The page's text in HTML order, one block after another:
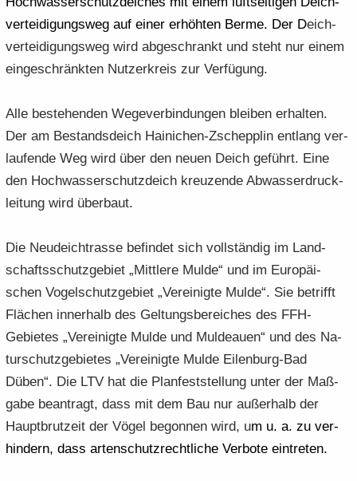
ver­tei­di­gungs­weg auf einer er­höh­ten Berme. Der Deich­
ver­tei­di­gungs­weg wird ab­ge­schrankt und steht nur einem
ein­ge­schränk­ten Nut­zer­kreis zur Ver­fü­gung.
Alle be­stehen­den We­ge­ver­bin­dun­gen blei­ben er­hal­ten.
Der am Be­stands­deich Hainichen-​Zschepplin ent­lang ver­
lau­fen­de Weg wird über den neuen Deich ge­führt. Eine
den Hoch­was­ser­schutz­deich kreu­zen­de Ab­was­ser­druck­
lei­tung wird über­baut.
Die Neu­deicht­ras­se be­fin­det sich voll­stän­dig im Land­
schafts­schutz­ge­biet „Mitt­le­re Mulde“ und im Eu­ro­päi­
schen Vo­gel­schutz­ge­biet „Ver­ei­nig­te Mulde“. Sie be­trifft
Flä­chen in­ner­halb des Gel­tungs­be­rei­ches des FFH-​
Gebietes „Ver­ei­nig­te Mulde und Mul­deau­en“ und des Na­
tur­schutz­ge­bie­tes „Ver­ei­nig­te Mulde Eilenburg-​Bad
Düben“. Die LTV hat die Plan­fest­stel­lung unter der Maß­
ga­be be­an­tragt, dass mit dem Bau nur au­ßer­halb der
Haupt­brut­zeit der Vögel be­gon­nen wird, um u. a. zu ver­
hin­dern, dass ar­ten­schutz­recht­li­che Ver­bo­te ein­tre­ten.